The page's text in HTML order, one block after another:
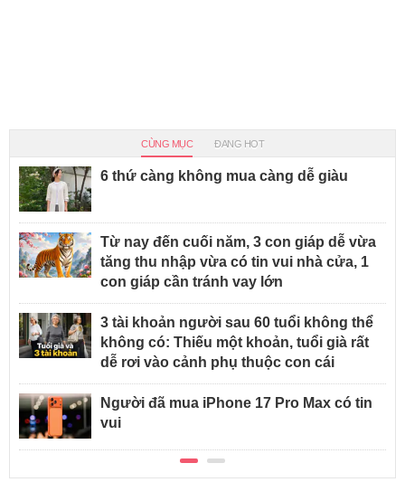
CÙNG MỤC ĐANG HOT
6 thứ càng không mua càng dễ giàu
Từ nay đến cuối năm, 3 con giáp dễ vừa
tăng thu nhập vừa có tin vui nhà cửa, 1
con giáp cần tránh vay lớn
3 tài khoản người sau 60 tuổi không thể
không có: Thiếu một khoản, tuổi già rất
dễ rơi vào cảnh phụ thuộc con cái
Người đã mua iPhone 17 Pro Max có tin
vui